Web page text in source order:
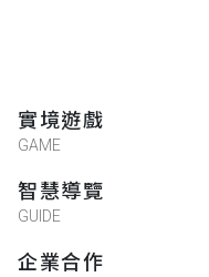
實境遊戲
GAME
智慧導覽
GUIDE
企業合作